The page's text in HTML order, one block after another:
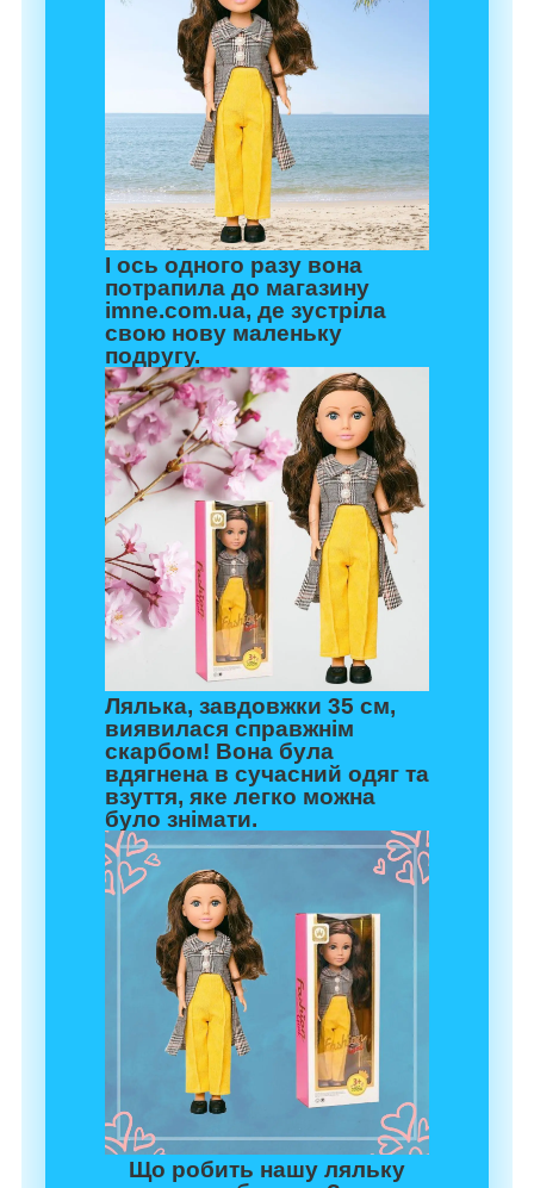
І ось одного разу вона
потрапила до магазину
imne.com.ua, де зустріла
свою нову маленьку
подругу.
Лялька, завдовжки 35 см,
виявилася справжнім
скарбом! Вона була
вдягнена в сучасний одяг та
взуття, яке легко можна
було знімати.
Що робить нашу ляльку